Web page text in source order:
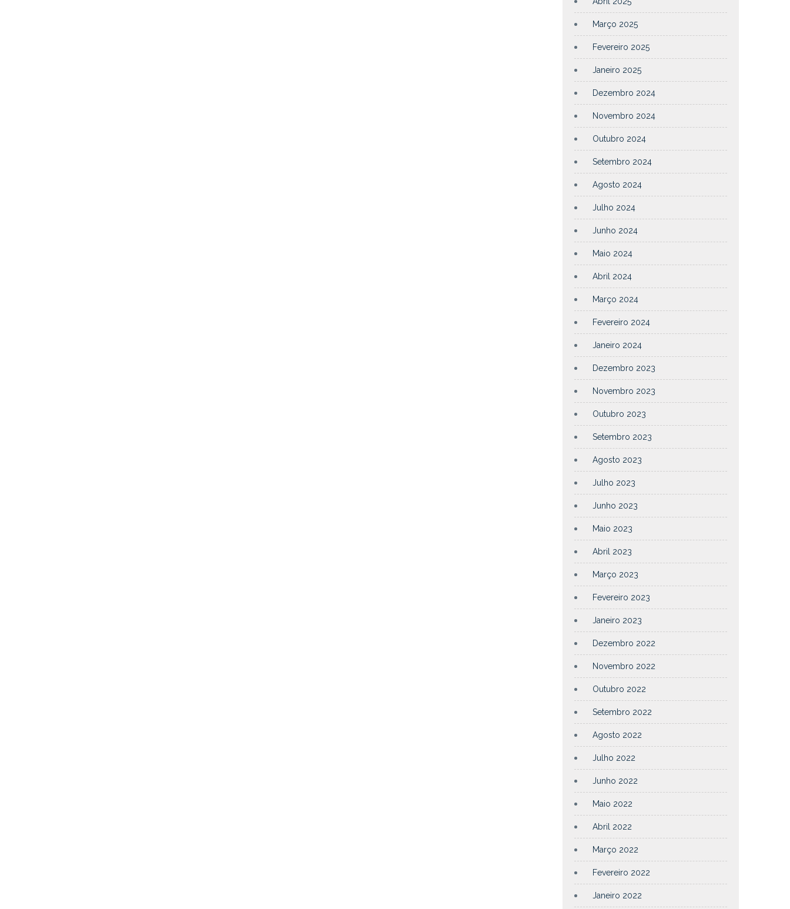
Março 2025
Fevereiro 2025
Janeiro 2025
Dezembro 2024
Novembro 2024
Outubro 2024
Setembro 2024
Agosto 2024
Julho 2024
Junho 2024
Maio 2024
Abril 2024
Março 2024
Fevereiro 2024
Janeiro 2024
Dezembro 2023
Novembro 2023
Outubro 2023
Setembro 2023
Agosto 2023
Julho 2023
Junho 2023
Maio 2023
Abril 2023
Março 2023
Fevereiro 2023
Janeiro 2023
Dezembro 2022
Novembro 2022
Outubro 2022
Setembro 2022
Agosto 2022
Julho 2022
Junho 2022
Maio 2022
Abril 2022
Março 2022
Fevereiro 2022
Janeiro 2022